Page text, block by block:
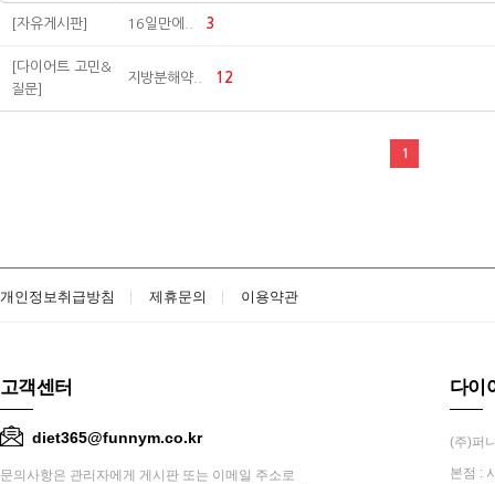
[자유게시판] 16일만에.. 3
[다이어트 고민&
질문]
지방분해약.. 12
1
개인정보취급방침 제휴문의 이용약관
고객센터
diet365@funnym.co.kr
문의사항은 관리자에게 게시판 또는 이메일 주소로
다이
(주)퍼
본점 :